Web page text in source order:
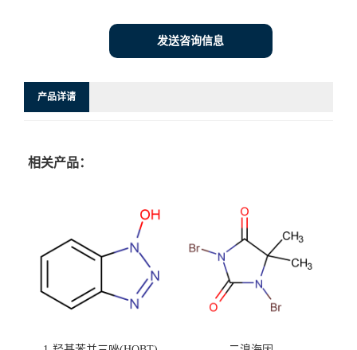
发送咨询信息
产品详请
相关产品：